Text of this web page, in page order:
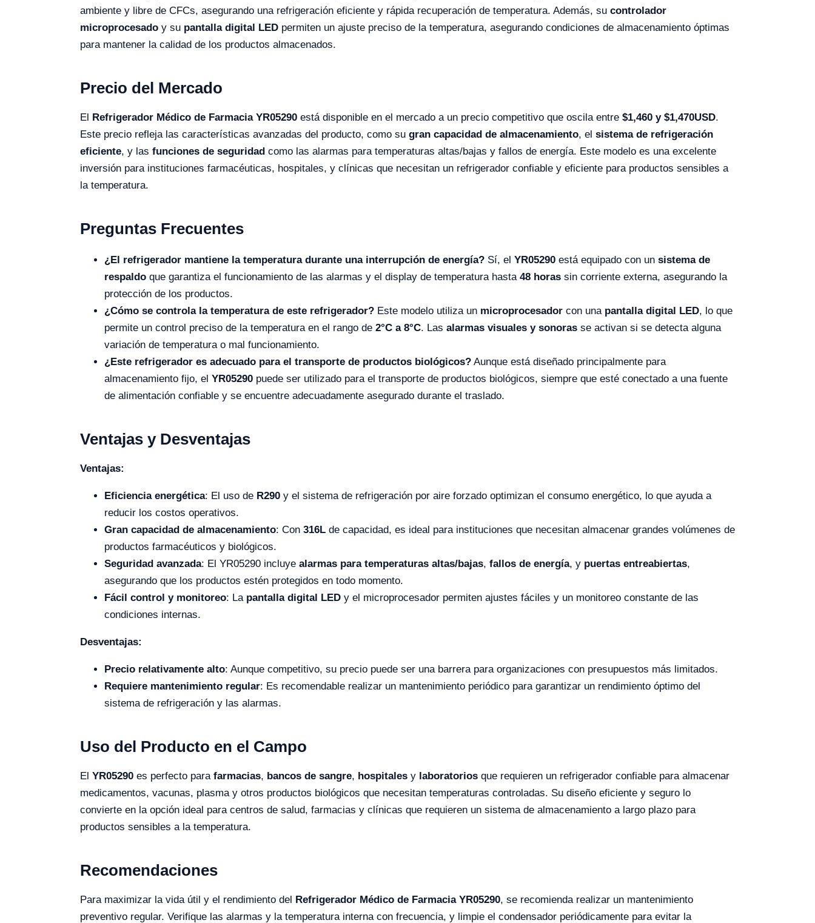
ambiente y libre de CFCs, asegurando una refrigeración eficiente y rápida recuperación de temperatura. Además, su controlador
microprocesado y su pantalla digital LED permiten un ajuste preciso de la temperatura, asegurando condiciones de almacenamiento óptimas
para mantener la calidad de los productos almacenados.
Precio del Mercado
El Refrigerador Médico de Farmacia YR05290 está disponible en el mercado a un precio competitivo que oscila entre $1,460 y $1,470USD.
Este precio refleja las características avanzadas del producto, como su gran capacidad de almacenamiento, el sistema de refrigeración
eficiente, y las funciones de seguridad como las alarmas para temperaturas altas/bajas y fallos de energía. Este modelo es una excelente
inversión para instituciones farmacéuticas, hospitales, y clínicas que necesitan un refrigerador confiable y eficiente para productos sensibles a
la temperatura.
Preguntas Frecuentes
¿El refrigerador mantiene la temperatura durante una interrupción de energía? Sí, el YR05290 está equipado con un sistema de
respaldo que garantiza el funcionamiento de las alarmas y el display de temperatura hasta 48 horas sin corriente externa, asegurando la
protección de los productos.
¿Cómo se controla la temperatura de este refrigerador? Este modelo utiliza un microprocesador con una pantalla digital LED, lo que
permite un control preciso de la temperatura en el rango de 2°C a 8°C. Las alarmas visuales y sonoras se activan si se detecta alguna
variación de temperatura o mal funcionamiento.
¿Este refrigerador es adecuado para el transporte de productos biológicos? Aunque está diseñado principalmente para
almacenamiento fijo, el YR05290 puede ser utilizado para el transporte de productos biológicos, siempre que esté conectado a una fuente
de alimentación confiable y se encuentre adecuadamente asegurado durante el traslado.
Ventajas y Desventajas
Ventajas:
Eficiencia energética: El uso de R290 y el sistema de refrigeración por aire forzado optimizan el consumo energético, lo que ayuda a
reducir los costos operativos.
Gran capacidad de almacenamiento: Con 316L de capacidad, es ideal para instituciones que necesitan almacenar grandes volúmenes de
productos farmacéuticos y biológicos.
Seguridad avanzada: El YR05290 incluye alarmas para temperaturas altas/bajas, fallos de energía, y puertas entreabiertas,
asegurando que los productos estén protegidos en todo momento.
Fácil control y monitoreo: La pantalla digital LED y el microprocesador permiten ajustes fáciles y un monitoreo constante de las
condiciones internas.
Desventajas:
Precio relativamente alto: Aunque competitivo, su precio puede ser una barrera para organizaciones con presupuestos más limitados.
Requiere mantenimiento regular: Es recomendable realizar un mantenimiento periódico para garantizar un rendimiento óptimo del
sistema de refrigeración y las alarmas.
Uso del Producto en el Campo
El YR05290 es perfecto para farmacias, bancos de sangre, hospitales y laboratorios que requieren un refrigerador confiable para almacenar
medicamentos, vacunas, plasma y otros productos biológicos que necesitan temperaturas controladas. Su diseño eficiente y seguro lo
convierte en la opción ideal para centros de salud, farmacias y clínicas que requieren un sistema de almacenamiento a largo plazo para
productos sensibles a la temperatura.
Recomendaciones
Para maximizar la vida útil y el rendimiento del Refrigerador Médico de Farmacia YR05290, se recomienda realizar un mantenimiento
preventivo regular. Verifique las alarmas y la temperatura interna con frecuencia, y limpie el condensador periódicamente para evitar la